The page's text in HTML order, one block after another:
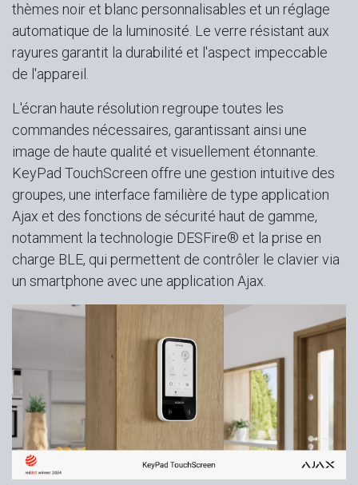
thèmes noir et blanc personnalisables et un réglage
automatique de la luminosité. Le verre résistant aux
rayures garantit la durabilité et l'aspect impeccable
de l'appareil.
L'écran haute résolution regroupe toutes les
commandes nécessaires, garantissant ainsi une
image de haute qualité et visuellement étonnante.
KeyPad TouchScreen offre une gestion intuitive des
groupes, une interface familière de type application
Ajax et des fonctions de sécurité haut de gamme,
notamment la technologie DESFire® et la prise en
charge BLE, qui permettent de contrôler le clavier via
un smartphone avec une application Ajax.